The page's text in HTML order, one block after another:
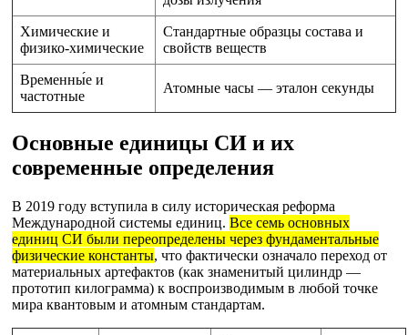
Химические и
физико-химические
Стандартные образцы состава и
свойств веществ
Временны́е и
частотные
Атомные часы — эталон секунды
Основные единицы СИ и их
современные определения
В 2019 году вступила в силу историческая реформа
Международной системы единиц. Все семь основных
единиц СИ были переопределены через фундаментальные
физические константы, что фактически означало переход от
материальных артефактов (как знаменитый цилиндр —
прототип килограмма) к воспроизводимым в любой точке
мира квантовым и атомным стандартам.